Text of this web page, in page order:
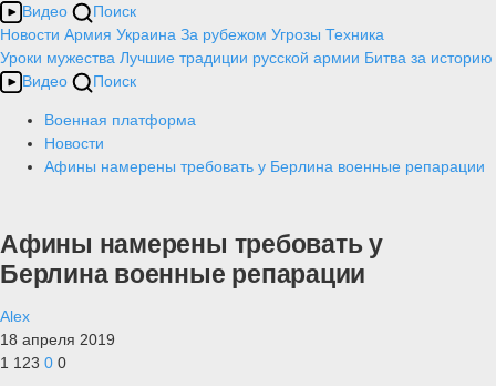
Видео
Поиск
Новости Армия Украина За рубежом Угрозы Техника
Уроки мужества Лучшие традиции русской армии Битва за историю
Видео
Поиск
Военная платформа
Новости
Афины намерены требовать у Берлина военные репарации
Афины намерены требовать у
Берлина военные репарации
Alex
18 апреля 2019
1 123 0 0